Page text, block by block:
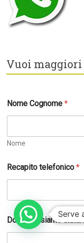
Vuoi
Nome Cognome*
Nome
Recapito telefonico*
Dove possiamo
Serve